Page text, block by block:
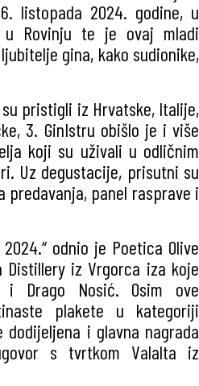
listopada 2024. godine, u
u Rovinju te je ovaj mladi
gina, kako sudionike,
pristigli iz Hrvatske, Italije,
3. GinIstru obišlo je i više
koji su uživali u odličnim
Uz degustacije, prisutni su
panel rasprave i
odnio je Poetica Olive
Distillery iz Vrgorca iza koje
i Drago Nosić. Osim ove
plakete u kategoriji
dodijeljena i glavna nagrada
s tvrtkom Valalta iz